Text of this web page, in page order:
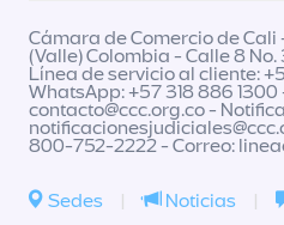
Cámara de Comercio de Cali
(Valle) Colombia - Calle 8 No.
Línea de servicio al cliente:
WhatsApp: +57 318 886 1300
contacto@ccc.org.co-
800-752-2222 - Correo:
Sedes | Noticias |